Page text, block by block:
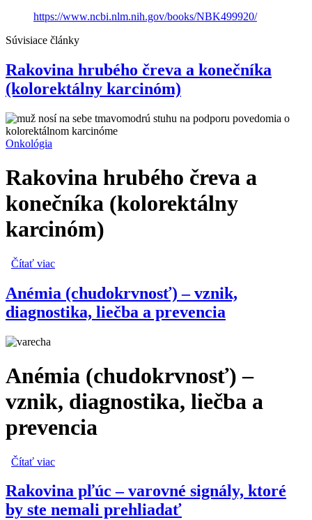
https://www.ncbi.nlm.nih.gov/books/NBK499920/
Súvisiace články
Rakovina hrubého čreva a konečníka
(kolorektálny karcinóm)
Onkológia
Rakovina hrubého čreva a
konečníka (kolorektálny
karcinóm)
Čítať viac
Anémia (chudokrvnosť) – vznik,
diagnostika, liečba a prevencia
Anémia (chudokrvnosť) –
vznik, diagnostika, liečba a
prevencia
Čítať viac
Rakovina pľúc – varovné signály, ktoré
by ste nemali prehliadať